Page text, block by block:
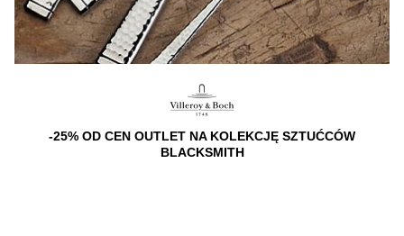
-25% OD CEN OUTLET NA KOLEKCJĘ SZTUĆCÓW
BLACKSMITH